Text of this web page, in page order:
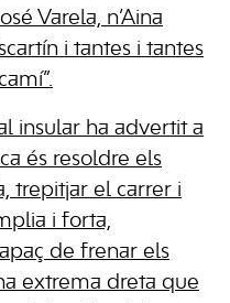
Varela, n’Aina
i tantes i tantes
insular ha advertit a
és resoldre els
trepitjar el carrer i
i forta,
de frenar els
extrema dreta que